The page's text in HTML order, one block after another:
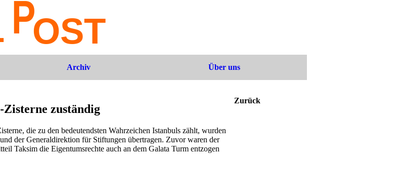
Archiv Über uns
zuständig
die zu den bedeutendsten Wahrzeichen Istanbuls zählt, wurden
der Generaldirektion für Stiftungen übertragen. Zuvor waren der
Taksim die Eigentumsrechte auch an dem Galata Turm entzogen
Zurück